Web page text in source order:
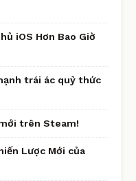
iOS Hơn Bao Giờ
trái ác quỷ thức
trên Steam!
Lược Mới của